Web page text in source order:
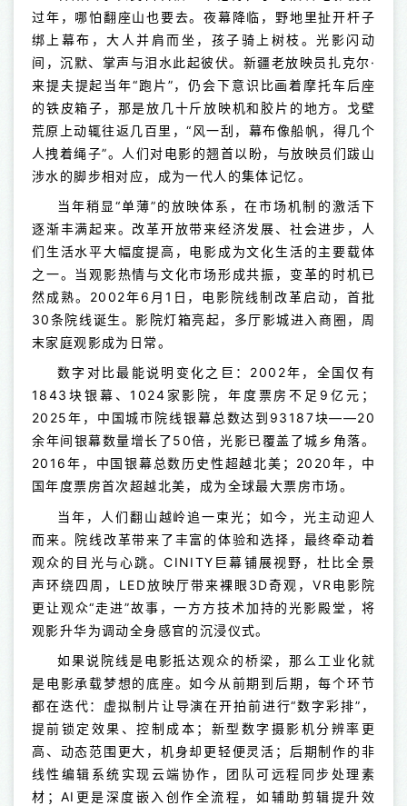
过年，哪怕翻座山也要去。夜幕降临，野地里扯开杆子
绑上幕布，大人并肩而坐，孩子骑上树枝。光影闪动
间，沉默、掌声与泪水此起彼伏。新疆老放映员扎克尔·
来提夫提起当年“跑片”，仍会下意识比画着摩托车后座
的铁皮箱子，那是放几十斤放映机和胶片的地方。戈壁
荒原上动辄往返几百里，“风一刮，幕布像船帆，得几个
人拽着绳子”。人们对电影的翘首以盼，与放映员们跋山
涉水的脚步相对应，成为一代人的集体记忆。
当年稍显“单薄”的放映体系，在市场机制的激活下
逐渐丰满起来。改革开放带来经济发展、社会进步，人
们生活水平大幅度提高，电影成为文化生活的主要载体
之一。当观影热情与文化市场形成共振，变革的时机已
然成熟。2002年6月1日，电影院线制改革启动，首批
30条院线诞生。影院灯箱亮起，多厅影城进入商圈，周
末家庭观影成为日常。
数字对比最能说明变化之巨：2002年，全国仅有
1843块银幕、1024家影院，年度票房不足9亿元；
2025年，中国城市院线银幕总数达到93187块——20
余年间银幕数量增长了50倍，光影已覆盖了城乡角落。
2016年，中国银幕总数历史性超越北美；2020年，中
国年度票房首次超越北美，成为全球最大票房市场。
当年，人们翻山越岭追一束光；如今，光主动迎人
而来。院线改革带来了丰富的体验和选择，最终牵动着
观众的目光与心跳。CINITY巨幕铺展视野，杜比全景
声环绕四周，LED放映厅带来裸眼3D奇观，VR电影院
更让观众“走进”故事，一方方技术加持的光影殿堂，将
观影升华为调动全身感官的沉浸仪式。
如果说院线是电影抵达观众的桥梁，那么工业化就
是电影承载梦想的底座。如今从前期到后期，每个环节
都在迭代：虚拟制片让导演在开拍前进行“数字彩排”，
提前锁定效果、控制成本；新型数字摄影机分辨率更
高、动态范围更大，机身却更轻便灵活；后期制作的非
线性编辑系统实现云端协作，团队可远程同步处理素
材；AI更是深度嵌入创作全流程，如辅助剪辑提升效